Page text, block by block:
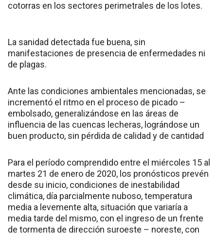
cotorras en los sectores perimetrales de los lotes.
La sanidad detectada fue buena, sin
manifestaciones de presencia de enfermedades ni
de plagas.
Ante las condiciones ambientales mencionadas, se
incrementó el ritmo en el proceso de picado –
embolsado, generalizándose en las áreas de
influencia de las cuencas lecheras, lográndose un
buen producto, sin pérdida de calidad y de cantidad
Para el período comprendido entre el miércoles 15 al
martes 21 de enero de 2020, los pronósticos prevén
desde su inicio, condiciones de inestabilidad
climática, día parcialmente nuboso, temperatura
media a levemente alta, situación que variaría a
media tarde del mismo, con el ingreso de un frente
de tormenta de dirección suroeste – noreste, con